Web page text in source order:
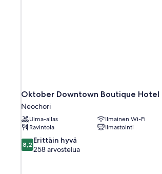
Oktober Downtown Boutique Hotel
Neochori
Uima-allas
Ilmainen Wi-Fi
Ravintola
Ilmastointi
8.2
kautta
8,2 Erittäin hyvä
258 arvostelua